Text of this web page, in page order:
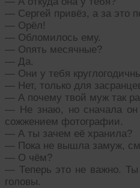
— Сергей привёз, а за это
— Орёл!
— Обломилось ему.
— Опять месячные?
— Да.
— Они у тебя
— Нет, только для
— А почему твой муж так
— Не знаю, но сначала он
сожжением фотографии.
— А ты зачем её хранила?
— Пока не вышла замуж,
— О чём?
— Теперь это не важно.
головы.